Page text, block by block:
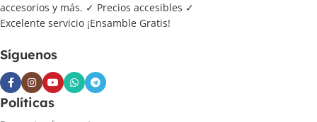
accesorios y más. ✓ Precios accesibles ✓
Excelente servicio ¡Ensamble Gratis!
Síguenos
Políticas